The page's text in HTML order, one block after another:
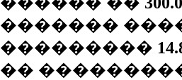
�������
���������
��